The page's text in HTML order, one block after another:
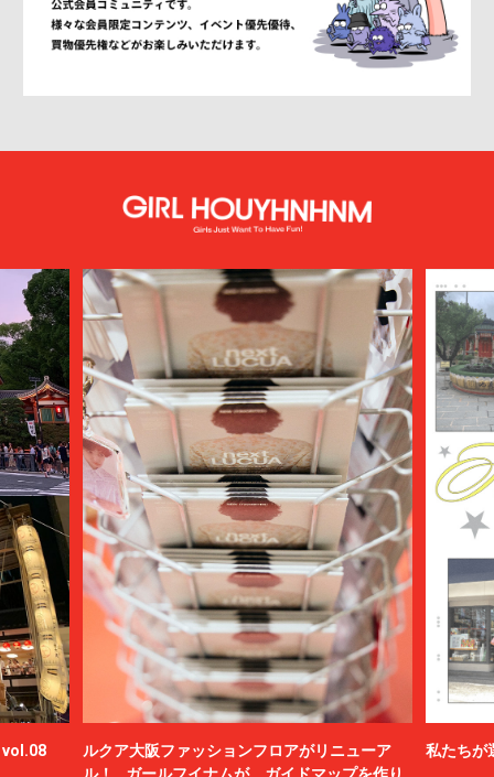
vol.08
ルクア大阪ファッションフロアがリニューア
ル！ ガールフイナムが、ガイドマップを作り
私たちが